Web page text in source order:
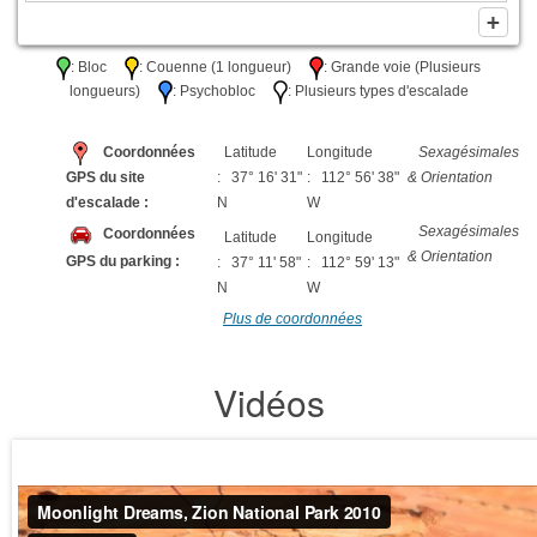
: Bloc : Couenne (1 longueur)
: Grande voie (Plusieurs
longueurs)
: Psychobloc : Plusieurs types d'escalade
Coordonnées
GPS du site
d'escalade :
Latitude
: 37° 16' 31"
N
Longitude
: 112° 56' 38"
W
Sexagésimales
& Orientation
Coordonnées
GPS du parking :
Latitude
: 37° 11' 58"
N
Longitude
: 112° 59' 13"
W
Sexagésimales
& Orientation
Plus de coordonnées
Vidéos